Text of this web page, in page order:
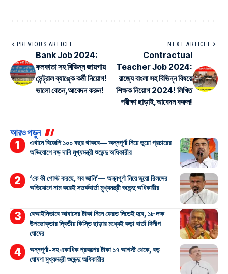
PREVIOUS ARTICLE
Bank Job 2024:
কলকাতা সহ বিভিন্ন জায়গায়
সেন্ট্রাল ব্যাঙ্কে কর্মী নিয়োগ!
ভালো বেতন,আবেদন করুন!
NEXT ARTICLE
Contractual
Teacher Job 2024:
রাজ্যে বাংলা সহ বিভিন্ন বিষয়ে
শিক্ষক নিয়োগ 2024! লিখিত
পরীক্ষা ছাড়াই,আবেদন করুন!
আরও পড়ুন
এখানে বিজেপি ১০০ বছর থাকবে— অন্নপূর্ণা নিয়ে ভুয়ো প্রচারের
অভিযোগে বড় দাবি মুখ্যমন্ত্রী শুভেন্দু অধিকারীর
‘কে কী পোস্ট করছে, সব জানি’— অন্নপূর্ণা নিয়ে ভুয়ো রিলসের
অভিযোগে নাম করেই সতর্কবার্তা মুখ্যমন্ত্রী শুভেন্দু অধিকারীর
বেআইনিভাবে আবাসের টাকা নিলে ফেরত দিতেই হবে, ১৮ লক্ষ
উপভোক্তার দ্বিতীয় কিস্তি ছাড়ার মধ্যেই কড়া বার্তা দিলীপ
ঘোষের
অন্নপূর্ণা-সহ একাধিক প্রকল্পের টাকা ১৭ আগস্ট থেকে, বড়
ঘোষণা মুখ্যমন্ত্রী শুভেন্দু অধিকারীর